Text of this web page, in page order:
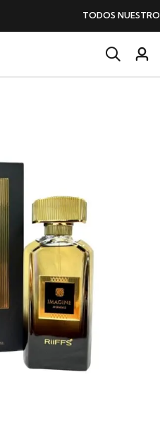
TODOS NUESTROS PERFUMESSIN IVA